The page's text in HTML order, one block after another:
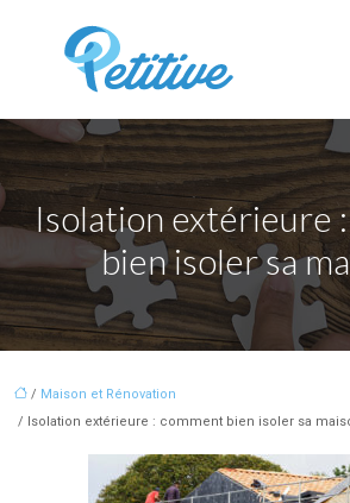
Isolation extérieure
bien isoler sa
/ Maison et Rénovation
/ Isolation extérieure : comment bien isoler sa